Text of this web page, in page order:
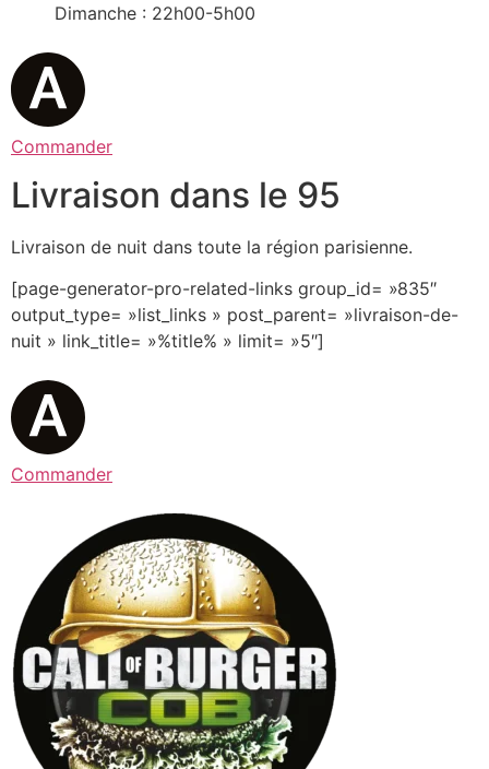
Dimanche : 22h00-5h00
Commander
Livraison dans le 95
Livraison de nuit dans toute la région parisienne.
[page-generator-pro-related-links group_id= »835″
output_type= »list_links » post_parent= »livraison-de-
nuit » link_title= »%title% » limit= »5″]
Commander